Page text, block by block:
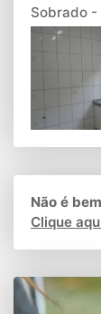
Sobrado -
Não é
Clique